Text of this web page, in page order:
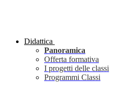
Didattica
Panoramica
Offerta formativa
I progetti delle classi
Programmi Classi